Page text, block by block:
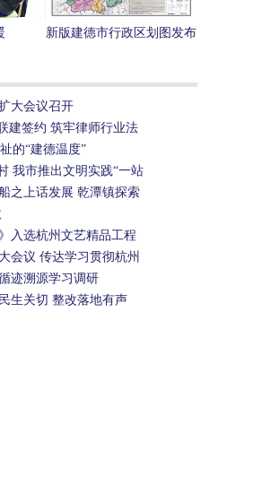
新版建德市行政区划图发布
大会议召开
建签约 筑牢律师行业法
的“建德温度”
我市推出文明实践“一站
之上话发展 乾潭镇探索
入选杭州文艺精品工程
会议 传达学习贯彻杭州
精神
迹溯源学习调研
生关切 整改落地有声